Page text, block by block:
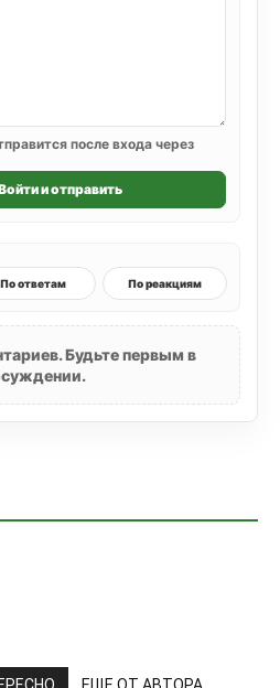
после входа через
и отправить
По ответам По реакциям
Будьте первым в